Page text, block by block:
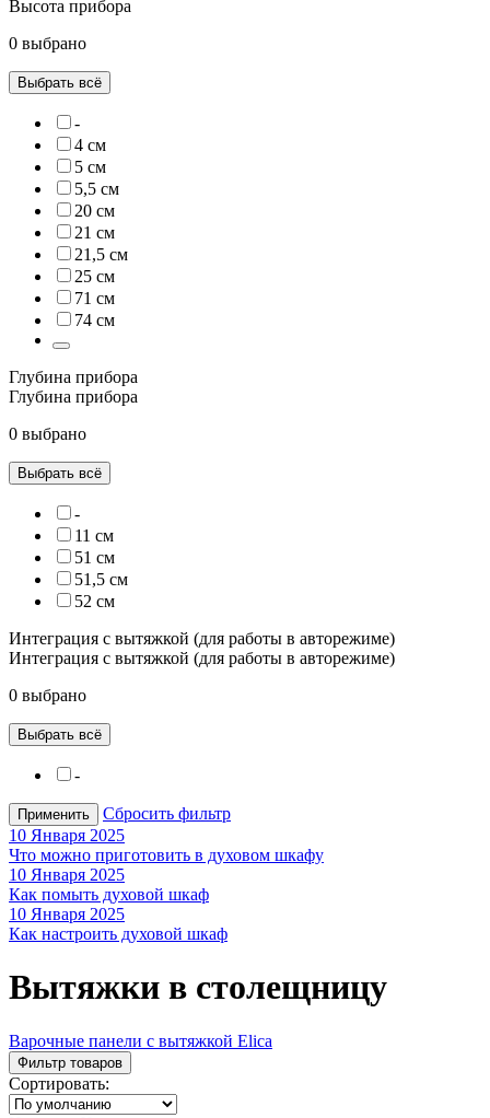
Высота прибора
0 выбрано
Выбрать всё
-
4 см
5 см
5,5 см
20 см
21 см
21,5 см
25 см
71 см
74 см
Глубина прибора
Глубина прибора
0 выбрано
Выбрать всё
-
11 см
51 см
51,5 см
52 см
Интеграция с вытяжкой (для работы в авторежиме)
Интеграция с вытяжкой (для работы в авторежиме)
0 выбрано
Выбрать всё
-
Применить
Сбросить фильтр
10 Января 2025
Что можно приготовить в духовом шкафу
10 Января 2025
Как помыть духовой шкаф
10 Января 2025
Как настроить духовой шкаф
Вытяжки в столещницу
Варочные панели с вытяжкой Elica
Фильтр товаров
Сортировать: